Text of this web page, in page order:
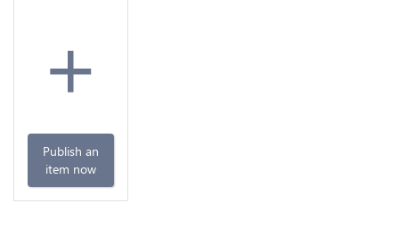
+
Publish an
item now